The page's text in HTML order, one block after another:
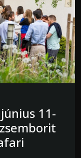
11-